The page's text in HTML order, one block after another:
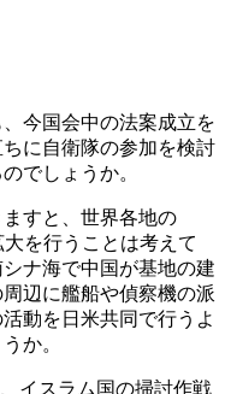
今国会中の法案成立を
に自衛隊の参加を検討
でしょうか。
すと、世界各地の
を行うことは考えて
ナ海で中国が基地の建
辺に艦船や偵察機の派
動を日米共同で行うよ
か。
イスラム国の掃討作戦